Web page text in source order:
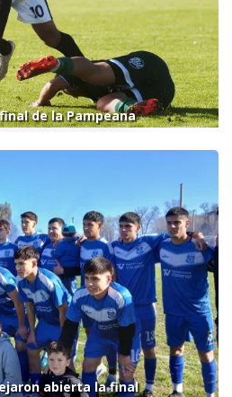
de la Pampeana
abierta la final